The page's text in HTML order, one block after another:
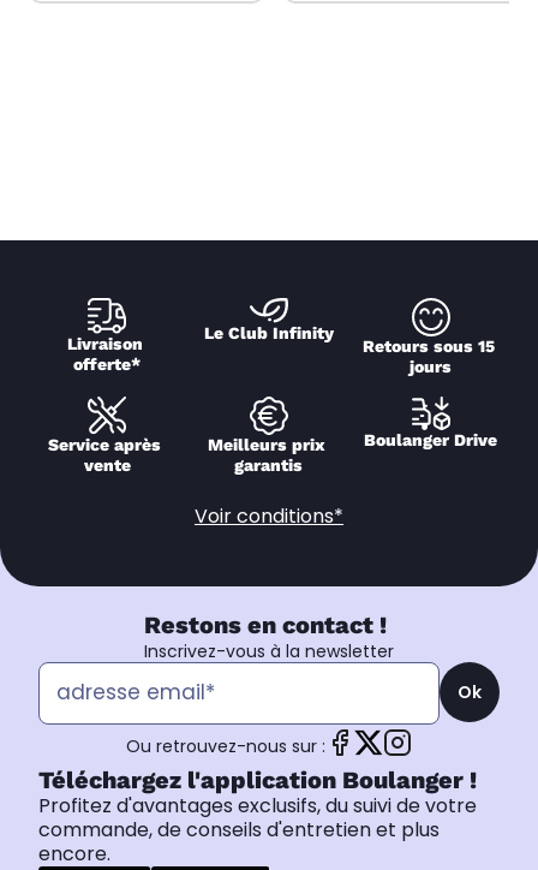
Livraison
offerte*
Le Club Infinity
Retours sous 15
jours
Service après
vente
Meilleurs prix
garantis
Boulanger Drive
Voir conditions*
Restons en contact !
Inscrivez-vous à la newsletter
Ok
Ou retrouvez-nous sur :
Téléchargez l'application Boulanger !
Profitez d'avantages exclusifs, du suivi de votre
commande, de conseils d'entretien et plus
encore.